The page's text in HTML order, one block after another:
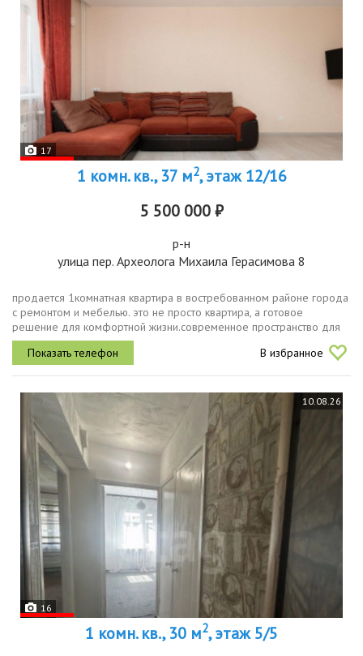
17
1 комн. кв., 37 м2, этаж 12/16
5 500 000 ₽
р-н
улица пер. Археолога Михаила Герасимова 8
продается 1комнатная квартира в востребованном районе города
с ремонтом и мебелью. это не просто квартира, а готовое
решение для комфортной жизни.современное пространство для
пары, молодой семьи или в качестве отличной инвестиции.дом
2020 года...
В избранное
10.08.26
16
1 комн. кв., 30 м2, этаж 5/5